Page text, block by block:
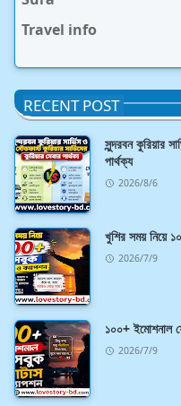
Travel info
RECENT POST
সুন্দরবন কুরিয়ার
পার্থক্য
2026/8/6
খুশির সময় নিয়ে
2026/7/9
১০০+ ইমোশনাল
2026/7/9